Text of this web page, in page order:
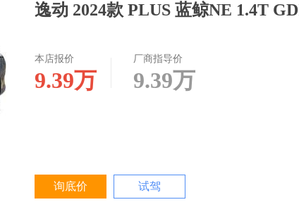
逸动 2024款 PLUS 蓝鲸NE 1.4T
本店报价
9.39万
厂商指导价
9.39万
询底价 试驾